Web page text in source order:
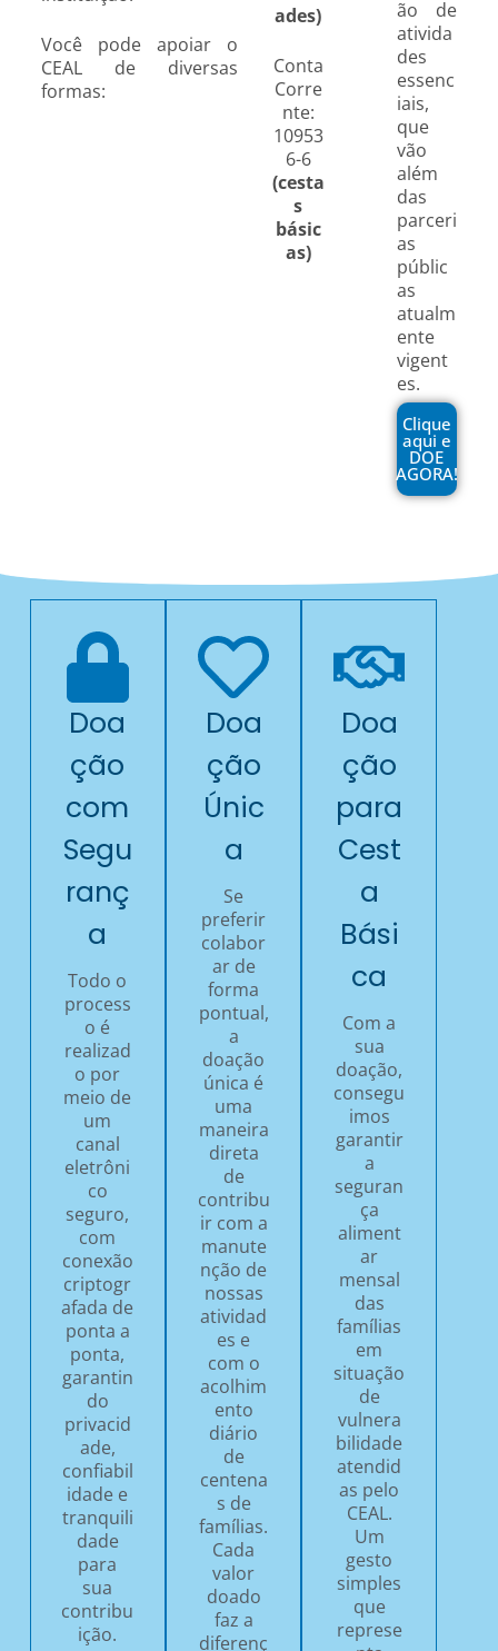
Você pode apoiar o
CEAL de diversas
formas:
ades)
Conta
Corre
nte:
10953
6-6
(cesta
s
básic
as)
ão de
ativida
des
essenc
iais,
que
vão
além
das
parceri
as
públic
as
atualm
ente
vigent
es.
Clique
aqui e
DOE
AGORA!
Doa
ção
com
Segu
ranç
a
Todo o
process
o é
realizad
o por
meio de
um
canal
eletrôni
co
seguro,
com
conexão
criptogr
afada de
ponta a
ponta,
garantin
do
privacid
ade,
confiabil
idade e
tranquili
dade
para
sua
contribu
ição.
Doa
ção
Únic
a
Se
preferir
colabor
ar de
forma
pontual,
a
doação
única é
uma
maneira
direta
de
contribu
ir com a
manute
nção de
nossas
atividad
es e
com o
acolhim
ento
diário
de
centena
s de
famílias.
Cada
valor
doado
faz a
diferenç
Doa
ção
para
Cest
a
Bási
ca
Com a
sua
doação,
consegu
imos
garantir
a
seguran
ça
aliment
ar
mensal
das
famílias
em
situação
de
vulnera
bilidade
atendid
as pelo
CEAL.
Um
gesto
simples
que
represe